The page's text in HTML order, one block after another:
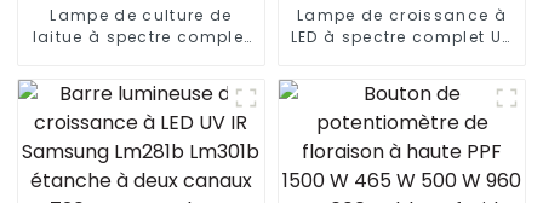
Lampe de culture de
laitue à spectre complet
efficacité, semis de
légumes, floraison,
horticole, lampe de
culture à LED
Lampe de croissance à
LED à spectre complet UV
croissance à LED
commerciale 1000 W,
lampe de croissance à